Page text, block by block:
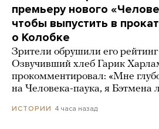
премьеру нового
чтобы выпустить в
о Колобке
Зрители обрушили его
Озвучивший хлеб Гарик
прокомментировал: «Мне
на Человека-паука, я Бэтмена
ИСТОРИИ 4 часа назад